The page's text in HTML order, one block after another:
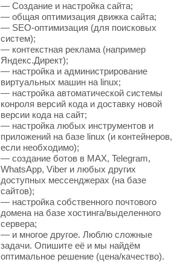
— Создание и настройка сайта;
— общая оптимизация движка сайта;
— SEO-оптимизация (для поисковых
систем);
— контекстная реклама (например
Яндекс.Директ);
— настройка и администрирование
виртуальных машин на linux;
— настройка автоматической системы
конроля версий кода и доставку новой
версии кода на сайт;
— настройка любых инструментов и
приложений на базе linux (и контейнеров,
если необходимо);
— создание ботов в MAX, Telegram,
WhatsApp, Viber и любых других
доступных мессенджерах (на базе
сайтов);
— настройка собственного почтового
домена на базе хостинга/выделенного
сервера;
— и многое другое. Люблю сложные
задачи. Опишите её и мы найдём
оптимальное решение (цена/качество).